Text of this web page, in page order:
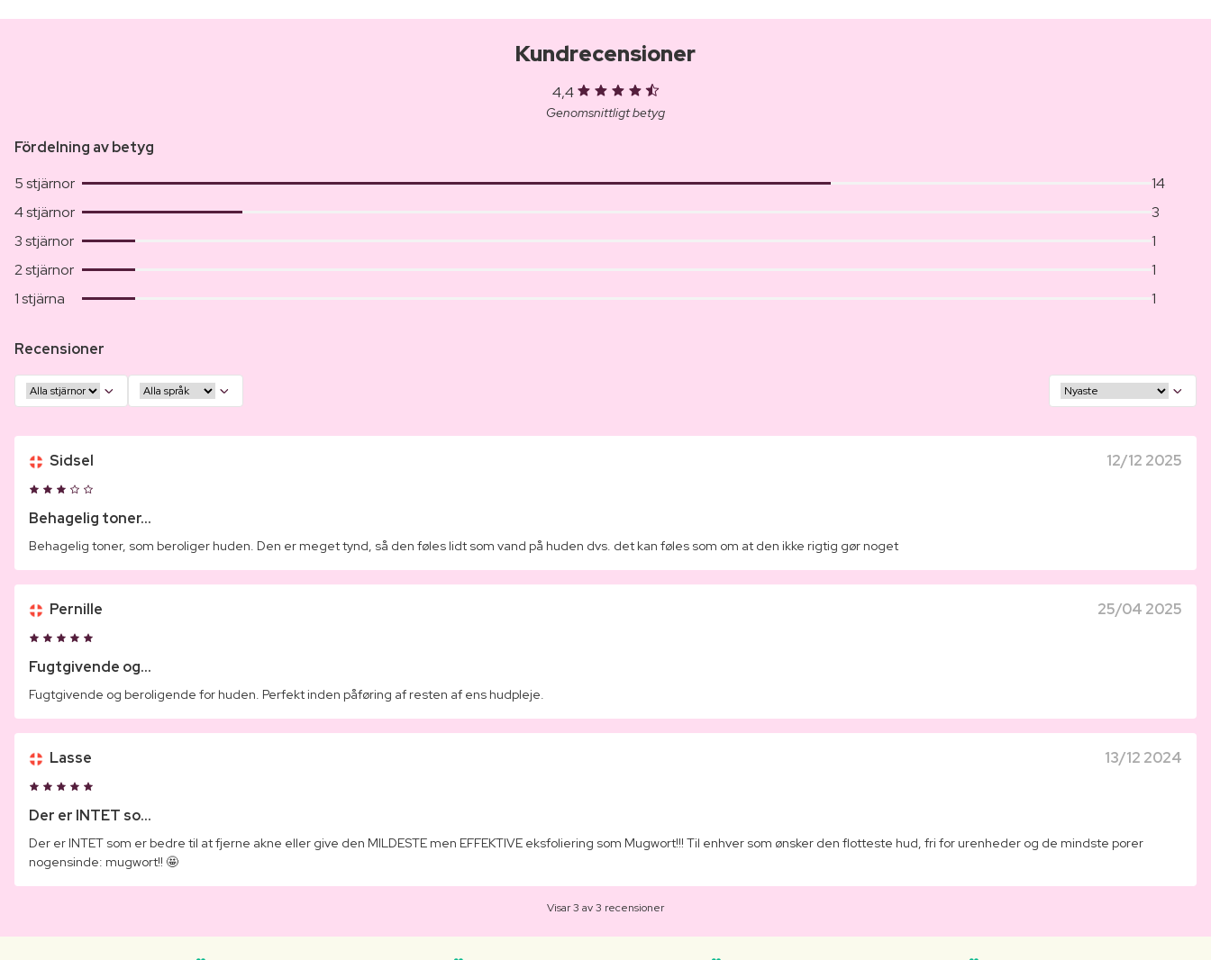
Kundrecensioner
4,4
Genomsnittligt betyg
Fördelning av betyg
5 stjärnor
14
4 stjärnor
3
3 stjärnor
1
2 stjärnor
1
1 stjärna
1
Recensioner
Sidsel 12/12 2025
Behagelig toner...
Behagelig toner, som beroliger huden. Den er meget tynd, så den føles lidt som vand på huden dvs. det kan føles som om at den ikke rigtig gør noget
Pernille 25/04 2025
Fugtgivende og...
Fugtgivende og beroligende for huden. Perfekt inden påføring af resten af ens hudpleje.
Lasse 13/12 2024
Der er INTET so...
Der er INTET som er bedre til at fjerne akne eller give den MILDESTE men EFFEKTIVE eksfoliering som Mugwort!!! Til enhver som ønsker den flotteste hud, fri for urenheder og de mindste porer
nogensinde: mugwort!! 🤩
Visar 3 av 3 recensioner